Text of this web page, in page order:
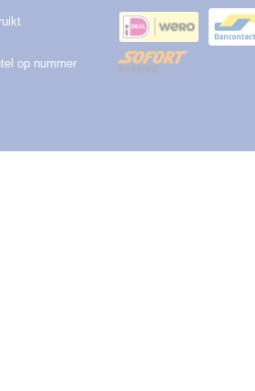
op nummer